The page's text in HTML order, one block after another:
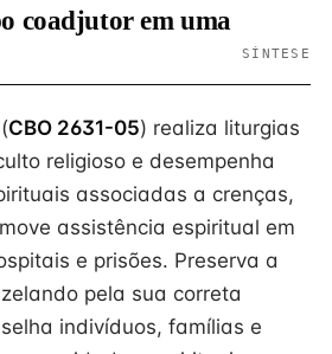
coadjutor em uma
SÍNTESE
(CBO 2631-05) realiza liturgias
religioso e desempenha
associadas a crenças,
assistência espiritual em
e prisões. Preserva a
pela sua correta
indivíduos, famílias e